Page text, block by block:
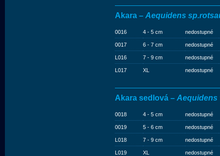
Akara – Aequidens
0016 4 - 5 cm nedostupné
0017 6 - 7 cm nedostupné
L016 7 - 9 cm nedostupné
L017 XL nedostupné
Akara sedlová – Aequidens
0018 4 - 5 cm nedostupné
0019 5 - 6 cm nedostupné
L018 7 - 9 cm nedostupné
L019 XL nedostupné